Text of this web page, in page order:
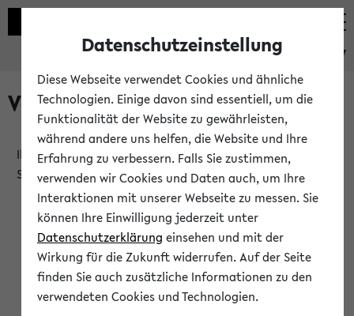
eKVV
Verlauf
Ihr Verlauf ist leer. Er wird sich im Verlauf Ihrer eKVV
Sitzung füllen.
Datenschutzeinstellung
Diese Webseite verwendet Cookies und ähnliche
Technologien. Einige davon sind essentiell, um die
Funktionalität der Website zu gewährleisten,
während andere uns helfen, die Website und Ihre
Erfahrung zu verbessern. Falls Sie zustimmen,
verwenden wir Cookies und Daten auch, um Ihre
Interaktionen mit unserer Webseite zu messen. Sie
können Ihre Einwilligung jederzeit unter
Datenschutzerklärung einsehen und mit der
Wirkung für die Zukunft widerrufen. Auf der Seite
finden Sie auch zusätzliche Informationen zu den
verwendeten Cookies und Technologien.